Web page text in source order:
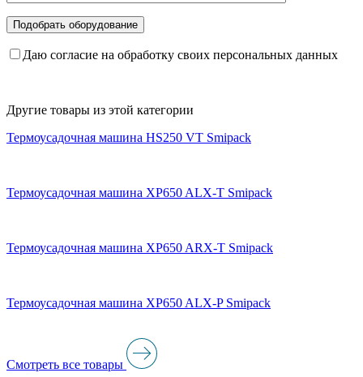
Даю согласие на обработку своих персональных данных
Другие товары из этой категории
Термоусадочная машина HS250 VT Smipack
Термоусадочная машина XP650 ALX-T Smipack
Термоусадочная машина XP650 ARX-T Smipack
Термоусадочная машина XP650 ALX-P Smipack
Смотреть все товары